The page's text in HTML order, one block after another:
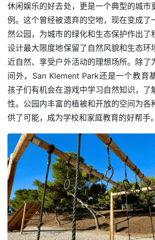
休闲娱乐的好去处，更是一个典型的城市
例。这个曾经被遗弃的空地，现在变成了
然公园，为城市的绿化和生态保护作出了
设计最大限度地保留了自然风貌和生态环
近自然、享受户外活动的理想场所。除了
间外，San Klement Park还是一个教育
孩子们有机会在游戏中学习自然知识，了
性。公园内丰富的植被和开放的空间为各
供了可能，成为学校和家庭教育的好帮手。